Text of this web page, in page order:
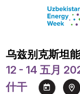
乌兹别克斯坦
12 - 14 五月
什干